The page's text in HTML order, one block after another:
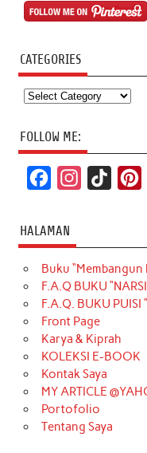
CATEGORIES
Categories
FOLLOW ME:
c
e
b
o
o
k
t
a
g
r
a
m
T
o
k
t
r
HALAMAN
Buku
F.A.Q BUKU
F.A.Q. BUKU PUISI
Front Page
Karya & Kiprah
KOLEKSI E-BOOK
Kontak Saya
MY ARTICLE
Portofolio
Tentang Saya